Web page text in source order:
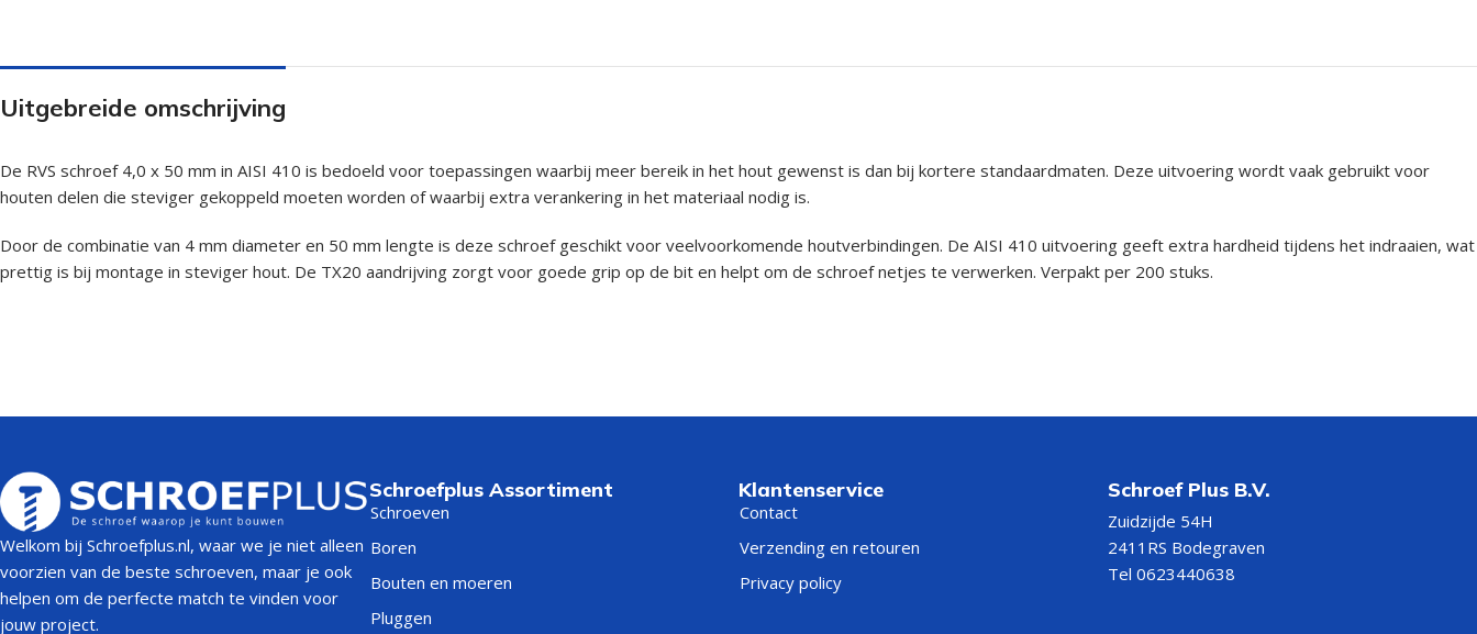
Uitgebreide omschrijving
De RVS schroef 4,0 x 50 mm in AISI 410 is bedoeld voor toepassingen waarbij meer bereik in het hout gewenst is dan bij kortere standaardmaten. Deze uitvoering wordt vaak gebruikt voor
houten delen die steviger gekoppeld moeten worden of waarbij extra verankering in het materiaal nodig is.
Door de combinatie van 4 mm diameter en 50 mm lengte is deze schroef geschikt voor veelvoorkomende houtverbindingen. De AISI 410 uitvoering geeft extra hardheid tijdens het indraaien, wat
prettig is bij montage in steviger hout. De TX20 aandrijving zorgt voor goede grip op de bit en helpt om de schroef netjes te verwerken. Verpakt per 200 stuks.
Welkom bij Schroefplus.nl, waar we je niet alleen
voorzien van de beste schroeven, maar je ook
helpen om de perfecte match te vinden voor
jouw project.
Schroefplus Assortiment
Schroeven
Boren
Bouten en moeren
Pluggen
Klantenservice
Contact
Verzending en retouren
Privacy policy
Schroef Plus B.V.
Zuidzijde 54H
2411RS Bodegraven
Tel 0623440638